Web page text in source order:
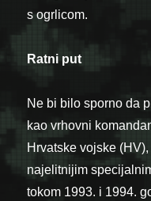
s ogrlicom.
Ratni put
Ne bi bilo sporno da
kao vrhovni
Hrvatske vojske
najelitnijim
tokom 1993. i 1994.